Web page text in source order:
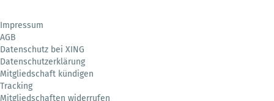
Impressum
AGB
Datenschutz bei XING
Datenschutzerklärung
Mitgliedschaft kündigen
Tracking
Mitgliedschaften widerrufen